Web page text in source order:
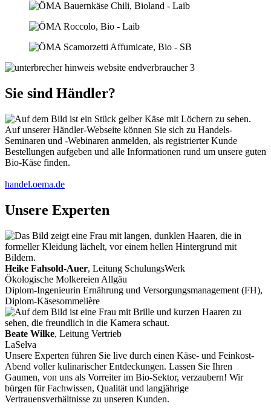
Sie sind Händler?
Auf unserer Händler-Webseite können Sie sich zu Handels-
Seminaren und -Webinaren anmelden, als registrierter Kunde
Bestellungen aufgeben und alle Informationen rund um unsere guten
Bio-Käse finden.
handel.oema.de
Unsere Experten
Heike Fahsold-Auer, Leitung SchulungsWerk
Ökologische Molkereien Allgäu
Diplom-Ingenieurin Ernährung und Versorgungsmanagement (FH),
Diplom-Käsesommelière
Beate Wilke, Leitung Vertrieb
LaSelva
Unsere Experten führen Sie live durch einen Käse- und Feinkost-
Abend voller kulinarischer Entdeckungen. Lassen Sie Ihren
Gaumen, von uns als Vorreiter im Bio-Sektor, verzaubern! Wir
bürgen für Fachwissen, Qualität und langjährige
Vertrauensverhältnisse zu unseren Kunden.